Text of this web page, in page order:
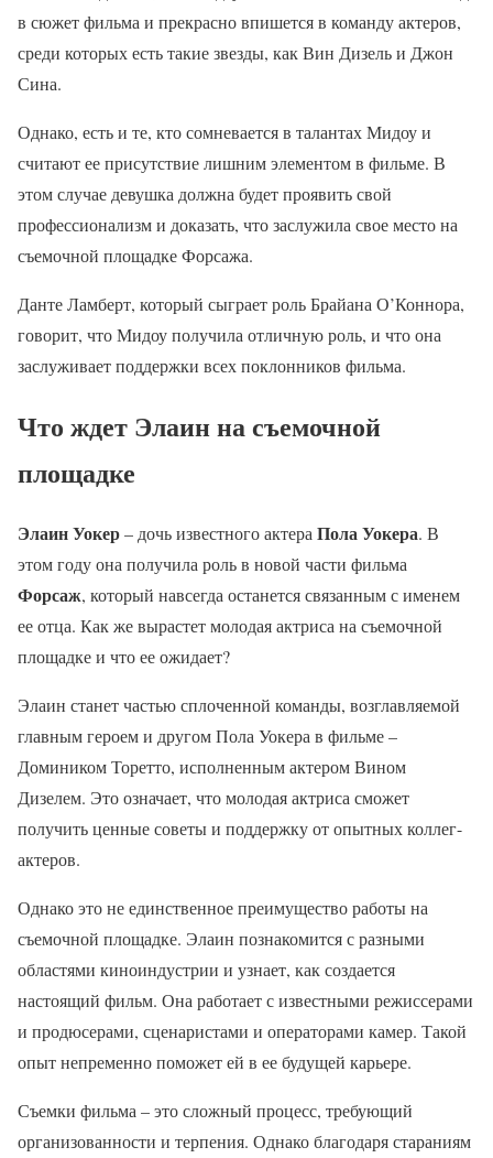
в сюжет фильма и прекрасно впишется в команду актеров,
среди которых есть такие звезды, как Вин Дизель и Джон
Сина.
Однако, есть и те, кто сомневается в талантах Мидоу и
считают ее присутствие лишним элементом в фильме. В
этом случае девушка должна будет проявить свой
профессионализм и доказать, что заслужила свое место на
съемочной площадке Форсажа.
Данте Ламберт, который сыграет роль Брайана О’Коннора,
говорит, что Мидоу получила отличную роль, и что она
заслуживает поддержки всех поклонников фильма.
Что ждет Элаин на съемочной
площадке
Элаин Уокер– дочь известного актера Пола Уокера. В
этом году она получила роль в новой части фильма
Форсаж, который навсегда останется связанным с именем
ее отца. Как же вырастет молодая актриса на съемочной
площадке и что ее ожидает?
Элаин станет частью сплоченной команды, возглавляемой
главным героем и другом Пола Уокера в фильме –
Домиником Торетто, исполненным актером Вином
Дизелем. Это означает, что молодая актриса сможет
получить ценные советы и поддержку от опытных коллег-
актеров.
Однако это не единственное преимущество работы на
съемочной площадке. Элаин познакомится с разными
областями киноиндустрии и узнает, как создается
настоящий фильм. Она работает с известными режиссерами
и продюсерами, сценаристами и операторами камер. Такой
опыт непременно поможет ей в ее будущей карьере.
Съемки фильма – это сложный процесс, требующий
организованности и терпения. Однако благодаря стараниям